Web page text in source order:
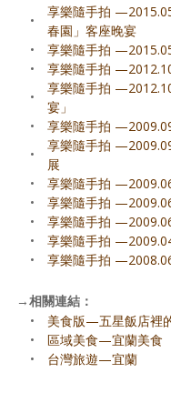
•
享樂隨手拍
春園」客座晚宴
•
享樂隨手拍
•
享樂隨手拍
•
享樂隨手拍
宴」
•
享樂隨手拍
•
享樂隨手拍
展
•
享樂隨手拍
•
享樂隨手拍
•
享樂隨手拍
•
享樂隨手拍
•
享樂隨手拍
→相關連結：
•
美食版—五星飯店裡
•
區域美食—宜蘭美食
•
台灣旅遊—宜蘭